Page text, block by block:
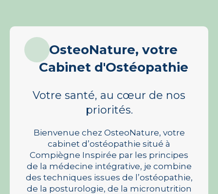
OsteoNature, votre
Cabinet d'Ostéopathie
Votre santé, au cœur de nos
priorités.
Bienvenue chez OsteoNature, votre
cabinet d’ostéopathie situé à
Compiègne Inspirée par les principes
de la médecine intégrative, je combine
des techniques issues de l’ostéopathie,
de la posturologie, de la micronutrition